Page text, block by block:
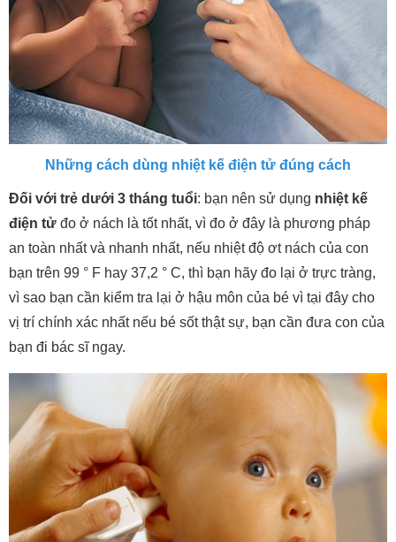
Những cách dùng nhiệt kế điện tử đúng cách
Đối với trẻ dưới 3 tháng tuổi: bạn nên sử dụng nhiệt kế
điện tử đo ở nách là tốt nhất, vì đo ở đây là phương pháp
an toàn nhất và nhanh nhất, nếu nhiệt độ ơt nách của con
bạn trên 99 ° F hay 37,2 ° C, thì bạn hãy đo lại ở trực tràng,
vì sao bạn cần kiểm tra lại ở hậu môn của bé vì tại đây cho
vị trí chính xác nhất nếu bé sốt thật sự, bạn cần đưa con của
bạn đi bác sĩ ngay.